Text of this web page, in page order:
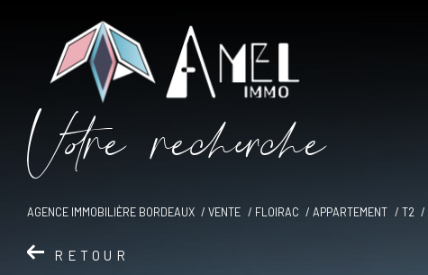
Vore recece
AGENCE IMMOBILIÈRE BORDEAUX VENTE FLOIRAC APPARTEMENT T2
RETOUR